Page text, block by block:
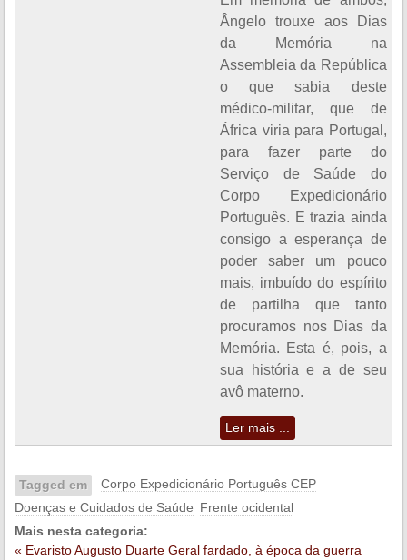
Ângelo trouxe aos Dias
da Memória na
Assembleia da República
o que sabia deste
médico-militar, que de
África viria para Portugal,
para fazer parte do
Serviço de Saúde do
Corpo Expedicionário
Português. E trazia ainda
consigo a esperança de
poder saber um pouco
mais, imbuído do espírito
de partilha que tanto
procuramos nos Dias da
Memória. Esta é, pois, a
sua história e a de seu
avô materno.
Ler mais ...
Tagged em
Corpo Expedicionário Português CEP
Doenças e Cuidados de Saúde Frente ocidental
Mais nesta categoria:
« Evaristo Augusto Duarte Geral fardado, à época da guerra